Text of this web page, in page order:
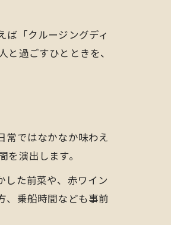
ば「クルージングディ
過ごすひとときを、
常ではなかなか味わえ
演出します。
した前菜や、赤ワイン
、乗船時間なども事前